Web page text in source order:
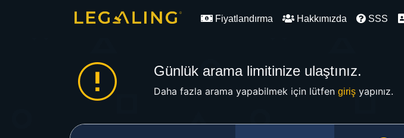
Fiyatlandırma Hakkımızda SSS
Günlük arama limitinize ulaştınız.
Daha fazla arama yapabilmek için lütfen girişyapınız.